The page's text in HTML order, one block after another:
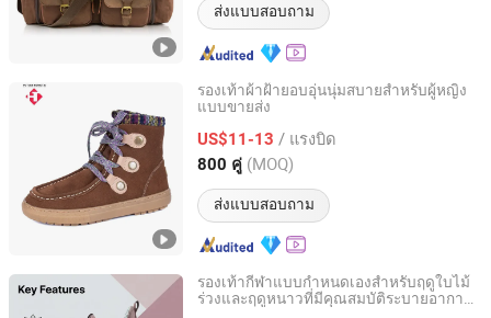
ส่งแบบสอบถาม
รองเท้าผ้าฝ้ายอบอุ่นนุ่มสบายสำหรับผู้หญิง
แบบขายส่ง
US$11-13 / แรงบิด
800 คู่ (MOQ)
ส่งแบบสอบถาม
Fujian Putian Hongtai Imp & Exp Co., Ltd.
Fujian, China อัตราจาก 2023
รองเท้ากีฬาแบบกำหนดเองสำหรับฤดูใบไม้
ร่วงและฤดูหนาวที่มีคุณสมบัติระบายอากาศ
Shandong Xiyue Health Industry Co., Ltd.